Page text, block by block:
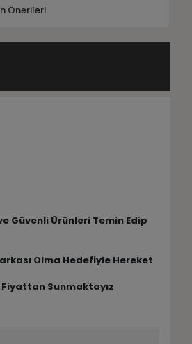
Önerileri
Güvenli Ürünleri Temin Edip
Olma Hedefiyle Hereket
Fiyattan Sunmaktayız